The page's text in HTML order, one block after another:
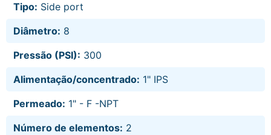
Tipo: Side port
Diâmetro: 8
Pressão (PSI): 300
Alimentação/concentrado: 1" IPS
Permeado: 1" - F -NPT
Número de elementos: 2